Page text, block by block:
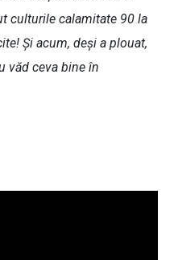
culturile calamitate 90 la
Și acum, deși a plouat,
văd ceva bine în